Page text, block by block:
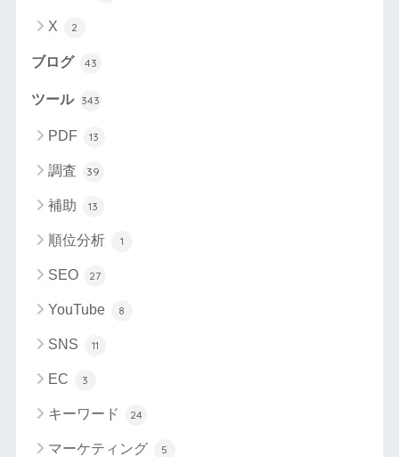
X 2
ブログ 43
ツール 343
PDF 13
調査 39
補助 13
順位分析 1
SEO 27
YouTube 8
SNS 11
EC 3
キーワード 24
マーケティング 5